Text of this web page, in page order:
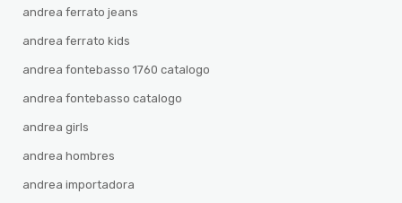
andrea ferrato jeans
andrea ferrato kids
andrea fontebasso 1760 catalogo
andrea fontebasso catalogo
andrea girls
andrea hombres
andrea importadora